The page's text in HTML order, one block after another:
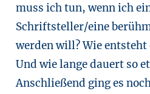
muss ich tun, wenn ich
Schriftsteller/eine
werden will? Wie
Und wie lange dauert so
Anschließend ging es